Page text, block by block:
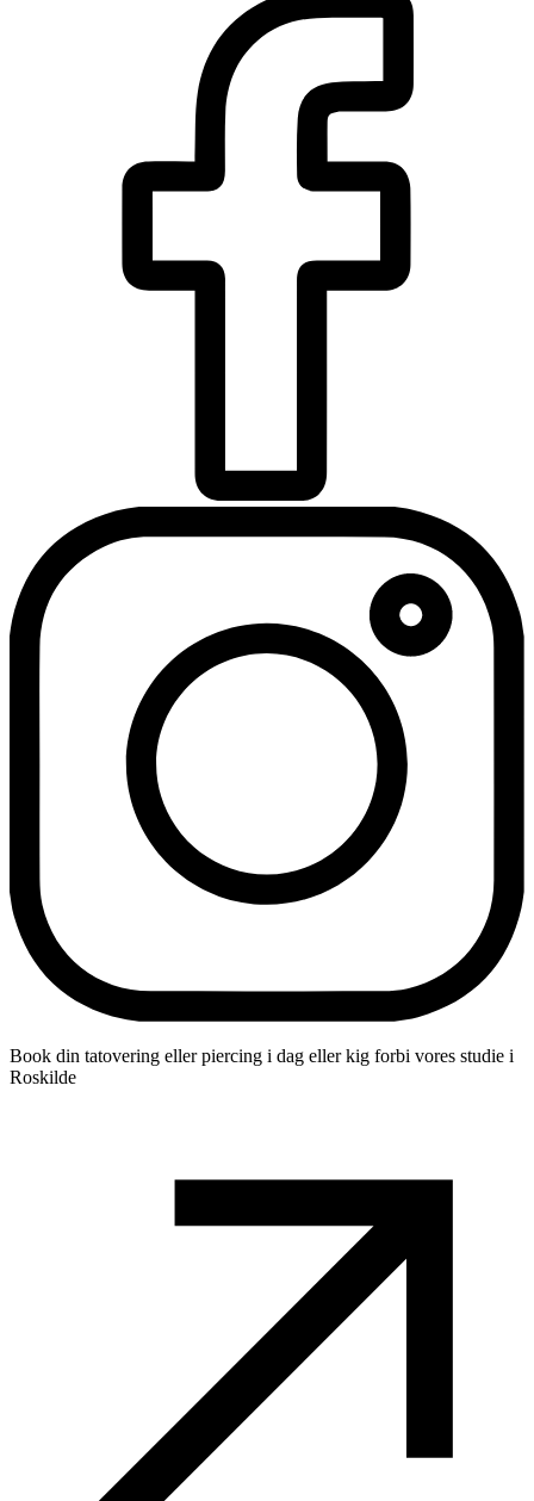
Book din tatovering eller piercing i dag eller kig forbi vores studie i
Roskilde